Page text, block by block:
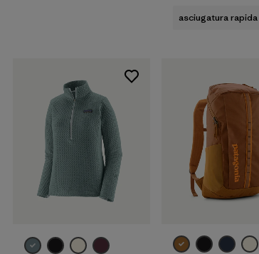
asciugatura rapida
Aggiungi
carrello